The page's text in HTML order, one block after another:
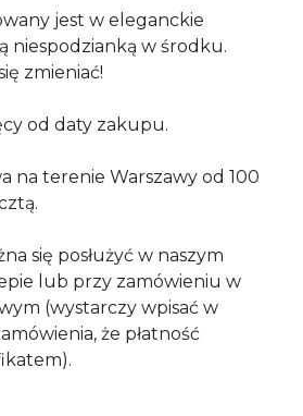
jest w eleganckie
niespodzianką w środku.
zmieniać!
od daty zakupu.
na terenie Warszawy od 100
się posłużyć w naszym
lub przy zamówieniu w
(wystarczy wpisać w
że płatność